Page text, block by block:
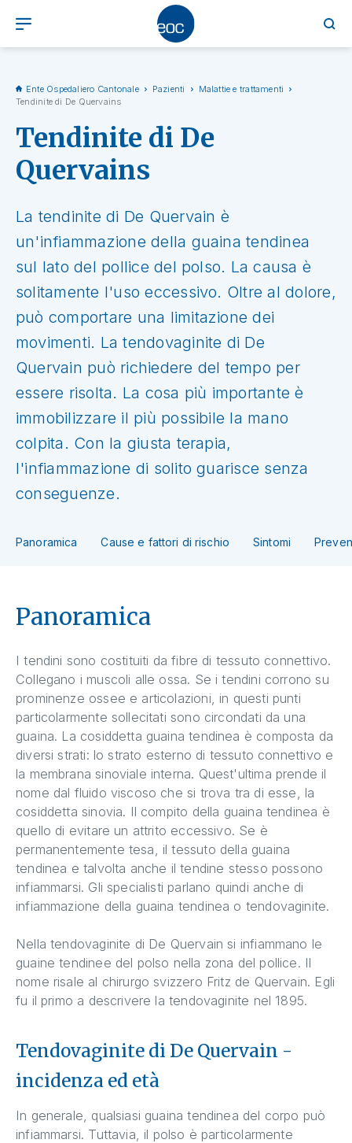
Ente Ospedaliero Cantonale Pazienti
Malattie e trattamenti
Tendinite di De Quervains
Tendinite di De
Quervains
La tendinite di De Quervain è
un'infiammazione della guaina tendinea
sul lato del pollice del polso. La causa è
solitamente l'uso eccessivo. Oltre al dolore,
può comportare una limitazione dei
movimenti. La tendovaginite di De
Quervain può richiedere del tempo per
essere risolta. La cosa più importante è
immobilizzare il più possibile la mano
colpita. Con la giusta terapia,
l'infiammazione di solito guarisce senza
conseguenze.
Panoramica Cause e fattori di rischio Sintomi
Panoramica
I tendini sono costituiti da fibre di tessuto connettivo.
Collegano i muscoli alle ossa. Se i tendini corrono su
prominenze ossee e articolazioni, in questi punti
particolarmente sollecitati sono circondati da una
guaina. La cosiddetta guaina tendinea è composta da
diversi strati: lo strato esterno di tessuto connettivo e
la membrana sinoviale interna. Quest'ultima prende il
nome dal fluido viscoso che si trova tra di esse, la
cosiddetta sinovia. Il compito della guaina tendinea è
quello di evitare un attrito eccessivo. Se è
permanentemente tesa, il tessuto della guaina
tendinea e talvolta anche il tendine stesso possono
infiammarsi. Gli specialisti parlano quindi anche di
infiammazione della guaina tendinea o tendovaginite.
Nella tendovaginite di De Quervain si infiammano le
guaine tendinee del polso nella zona del pollice. Il
nome risale al chirurgo svizzero Fritz de Quervain. Egli
fu il primo a descrivere la tendovaginite nel 1895.
Tendovaginite di De Quervain -
incidenza ed età
In generale, qualsiasi guaina tendinea del corpo può
infiammarsi. Tuttavia, il polso è particolarmente